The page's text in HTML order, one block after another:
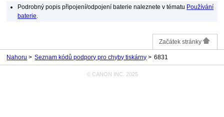
Podrobný popis připojení/odpojení baterie naleznete v tématu Používání
baterie
Začátek stránky
Nahoru Seznam kódů podpory pro chyby tiskárny 6831
© CANON INC. 2025